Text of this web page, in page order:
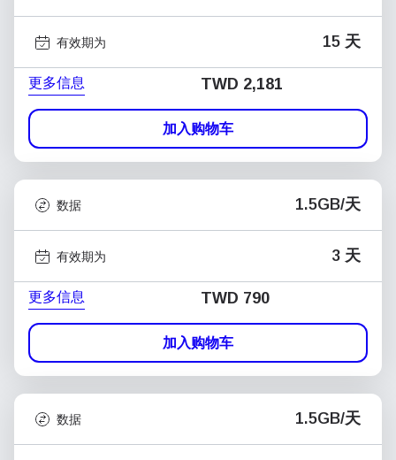
有效期为 15 天
更多信息 TWD 2,181
加入购物车
数据 1.5GB/天
有效期为 3 天
更多信息 TWD 790
加入购物车
数据 1.5GB/天